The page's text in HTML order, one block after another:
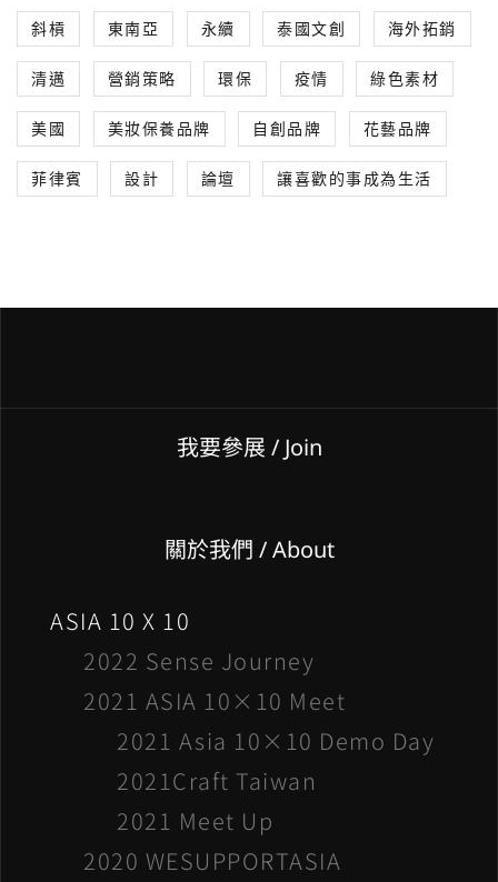
斜槓 東南亞 永續 泰國文創 海外拓銷
清邁 營銷策略 環保 疫情 綠色素材
美國 美妝保養品牌 自創品牌 花藝品牌
菲律賓 設計 論壇 讓喜歡的事成為生活
我要參展 / Join
關於我們 / About
ASIA 10 X 10
2022 Sense Journey
2021 ASIA 10×10 Meet
2021 Asia 10×10 Demo Day
2021Craft Taiwan
2021 Meet Up
2020 WESUPPORTASIA